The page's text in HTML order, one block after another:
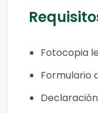
Fotocopia
Formulario